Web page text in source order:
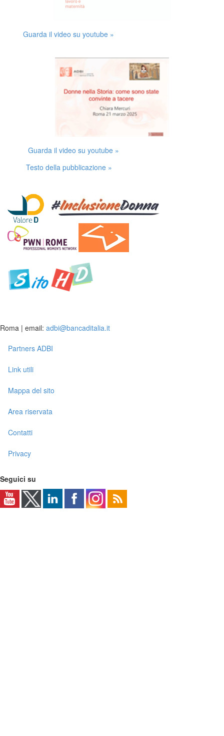
Guarda il video su youtube »
Guarda il video su youtube »
Testo della pubblicazione »
Roma | email: adbi@bancaditalia.it
Partners ADBI
Link utili
Mappa del sito
Area riservata
Contatti
Privacy
Seguici su